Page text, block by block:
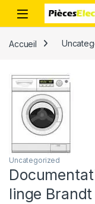
Accueil
Uncategorized
linge